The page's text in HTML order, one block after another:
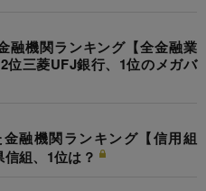
融機関ランキング【全金融業
位三菱UFJ銀行、1位のメガバ
融機関ランキング【信用組
組、1位は？